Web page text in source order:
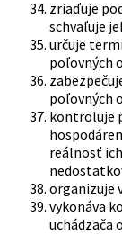
zriaďuje
schvaľuje
určuje
poľovných
poľovných
kontroluje
reálnosť
organizuje
vykonáva
uchádzača